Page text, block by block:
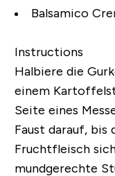
Balsamico
Instructions
Halbiere die
einem
Seite eines
Faust darauf, bis
Fruchtfleisch
mundgerechte